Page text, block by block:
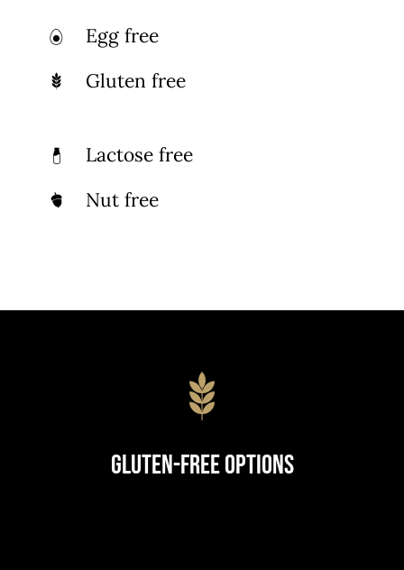
Egg free
Gluten free
Lactose free
Nut free
Gluten-Free Options